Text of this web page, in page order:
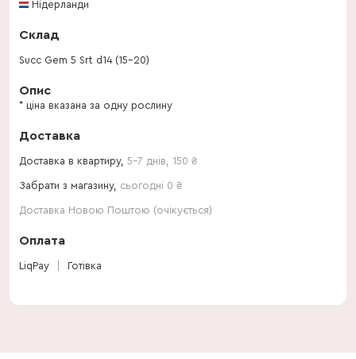
Нідерланди
Склад
Succ Gem 5 Srt d14 (15-20)
Опис
* ціна вказана за одну рослину
Доставка
Доставка в квартиру, 5-7 днів 150 ₴
Забрати з магазину, сьогодні 0 ₴
Доставка Новою Поштою (очікується)
Оплата
LiqPay Готівка